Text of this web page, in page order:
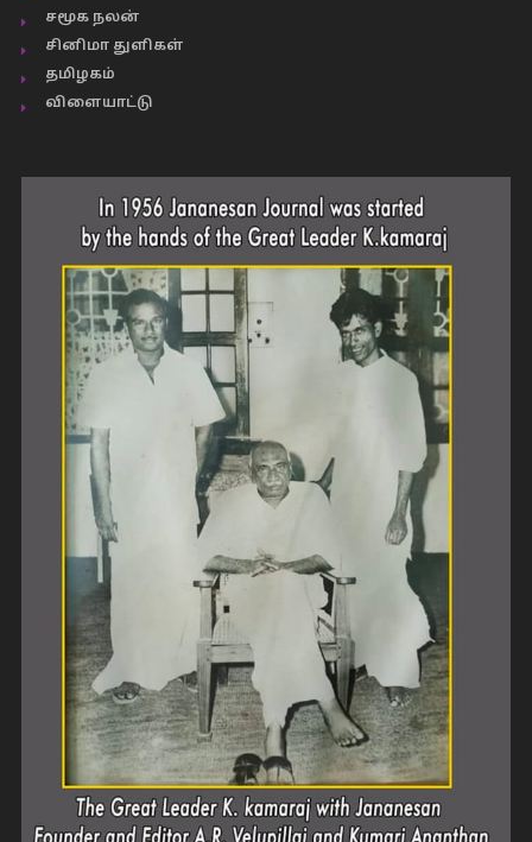
சமூக நலன்
சினிமா துளிகள்
தமிழகம்
விளையாட்டு